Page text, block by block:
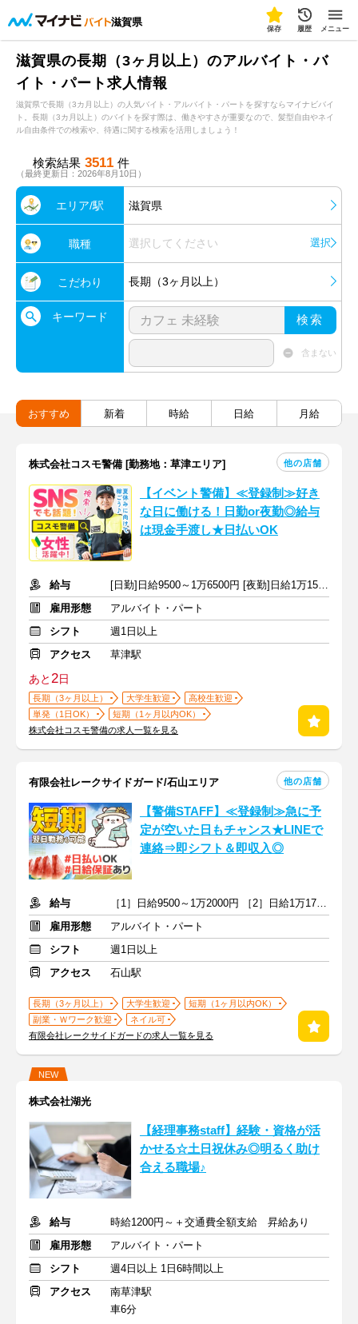
滋賀県
保存 履歴 メニュー
滋賀県の長期（3ヶ月以上）のアルバイト・バ
イト・パート求人情報
滋賀県で長期（3カ月以上）の人気バイト・アルバイト・パートを探すならマイナビバイ
ト。長期（3カ月以上）のバイトを探す際は、働きやすさが重要なので、髪型自由やネイ
ル自由条件での検索や、待遇に関する検索を活用しましょう！
検索結果 3511 件
（最終更新日：2026年8月10日）
エリア/駅 滋賀県
職種 選択してください 選択
こだわり 長期（3ヶ月以上）
キーワード 検索
含まない
おすすめ 新着 時給 日給 月給
株式会社コスモ警備 [勤務地：草津エリア] 他の店舗
【イベント警備】≪登録制≫好き
な日に働ける！日勤or夜勤◎給与
は現金手渡し★日払いOK
給与
[日勤]日給9500～1万6500円 [夜勤]日給1万1500～1万9500円
雇用形態
アルバイト・パート
シフト
週1日以上
アクセス
草津駅
あと2日
長期（3ヶ月以上） 大学生歓迎
高校生歓迎
単発（1日OK）
短期（1ヶ月以内OK）
株式会社コスモ警備の求人一覧を見る
有限会社レークサイドガード/石山エリア 他の店舗
【警備STAFF】≪登録制≫急に予
定が空いた日もチャンス★LINEで
連絡⇒即シフト＆即収入◎
給与
［1］日給9500～1万2000円 ［2］日給1万1750～1万4375円＋交通費
雇用形態
アルバイト・パート
シフト
週1日以上
アクセス
石山駅
長期（3ヶ月以上） 大学生歓迎
短期（1ヶ月以内OK）
副業・Ｗワーク歓迎
ネイル可
有限会社レークサイドガードの求人一覧を見る
NEW
株式会社湖光
【経理事務staff】経験・資格が活
かせる☆土日祝休み◎明るく助け
合える職場♪
給与
時給1200円～＋交通費全額支給 昇給あり
雇用形態
アルバイト・パート
シフト
週4日以上 1日6時間以上
アクセス
南草津駅
車6分